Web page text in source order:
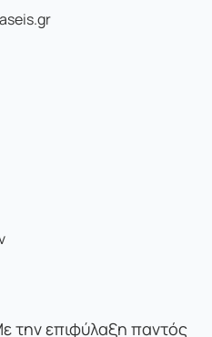
την επιφύλαξη παντός